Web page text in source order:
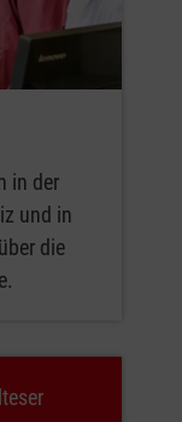
in der
und in
die